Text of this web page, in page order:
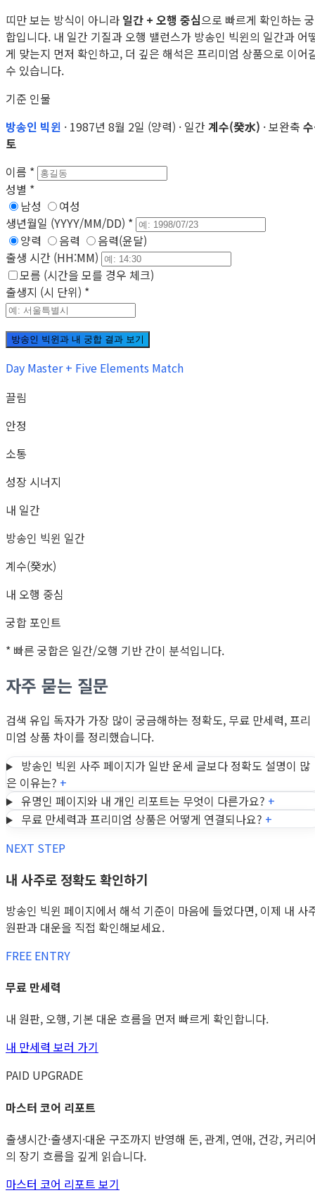
띠만 보는 방식이 아니라 일간 + 오행 중심으로 빠르게 확인하는 궁
합입니다. 내 일간 기질과 오행 밸런스가 방송인 빅윈의 일간과 어
게 맞는지 먼저 확인하고, 더 깊은 해석은 프리미엄 상품으로 이어
수 있습니다.
기준 인물
방송인 빅윈 · 1987년 8월 2일 (양력) · 일간계수(癸水) · 보완축 수
토
이름 *
성별 *
남성
여성
생년월일 (YYYY/MM/DD) *
양력
음력
음력(윤달)
출생 시간 (HH:MM)
모름 (시간을 모를 경우 체크)
출생지 (시 단위) *
방송인 빅윈과 내 궁합 결과 보기
Day Master + Five Elements Match
끌림
안정
소통
성장 시너지
내 일간
방송인 빅윈 일간
계수(癸水)
내 오행 중심
궁합 포인트
* 빠른 궁합은 일간/오행 기반 간이 분석입니다.
자주 묻는 질문
검색 유입 독자가 가장 많이 궁금해하는 정확도, 무료 만세력, 프리
미엄 상품 차이를 정리했습니다.
방송인 빅윈 사주 페이지가 일반 운세 글보다 정확도 설명이 많
은 이유는? +
유명인 페이지와 내 개인 리포트는 무엇이 다른가요? +
무료 만세력과 프리미엄 상품은 어떻게 연결되나요? +
NEXT STEP
내 사주로 정확도 확인하기
방송인 빅윈 페이지에서 해석 기준이 마음에 들었다면, 이제 내 사
원판과 대운을 직접 확인해보세요.
FREE ENTRY
무료 만세력
내 원판, 오행, 기본 대운 흐름을 먼저 빠르게 확인합니다.
내 만세력 보러 가기
PAID UPGRADE
마스터 코어 리포트
출생시간·출생지·대운 구조까지 반영해 돈, 관계, 연애, 건강, 커리
의 장기 흐름을 깊게 읽습니다.
마스터 코어 리포트 보기